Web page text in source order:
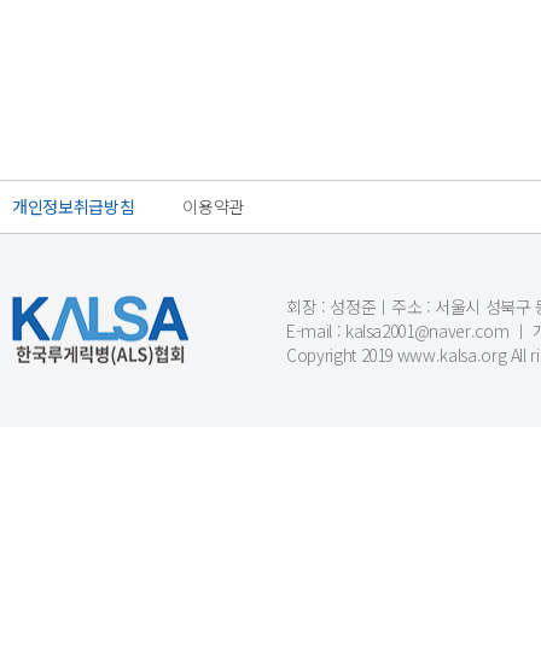
개인정보취급방침 이용약관
회장 : 성정준ㅣ주소 : 서울시 성북구
E-mail : kalsa2001@naver.com ㅣ
Copyright 2019 www.kalsa.org All